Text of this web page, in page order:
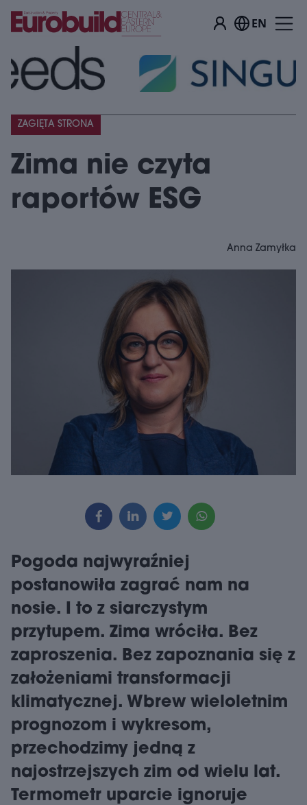
EN
Zima nie czyta
raportów ESG
ZAGIĘTA STRONA
Anna Zamyłka
Pogoda najwyraźniej
postanowiła zagrać nam na
nosie. I to z siarczystym
przytupem. Zima wróciła. Bez
zaproszenia. Bez zapoznania się z
założeniami transformacji
klimatycznej. Wbrew wieloletnim
prognozom i wykresom,
przechodzimy jedną z
najostrzejszych zim od wielu lat.
Termometr uparcie ignoruje